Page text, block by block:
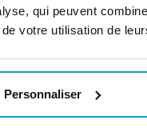
qui peuvent
votre utilisation de
Personnaliser
Unité